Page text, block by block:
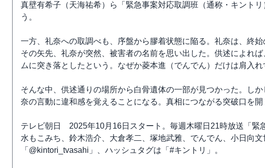
真壁有希子（天海祐希）ら「緊急事案対応取調班（通称・キント
う。
一方、礼奈への取調べも、序盤から膠着状態に陥る。礼奈は、終
その矢先、礼奈が突然、被害者の名前を思い出した。供述によれ
ムに突き落としたという。なぜか菱本進（でんでん）だけは肩入れ
そんな中、供述通りの場所から白骨遺体の一部が見つかった。し
奈の言動に違和感を覚えることになる。真相につながる突破口を
テレビ朝日 2025年10月16日スタート。毎週木曜日21時放送「緊
水もこみち、鈴木浩介、大倉孝二、塚地武雅、でんでん、小日向
「@kintori_tvasahi」、ハッシュタグは「#キントリ」。